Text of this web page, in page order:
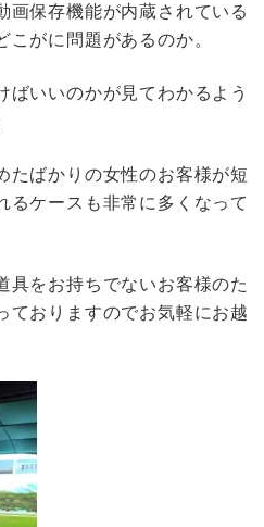
画保存機能が内蔵されている
がに問題があるのか。
ばいいのかが見てわかるよう
たばかりの女性のお客様が短
るケースも非常に多くなって
具をお持ちでないお客様のた
ておりますのでお気軽にお越